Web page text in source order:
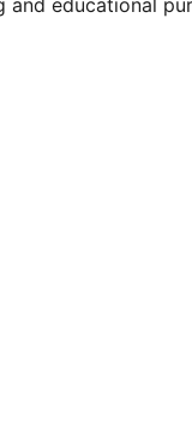
and educational